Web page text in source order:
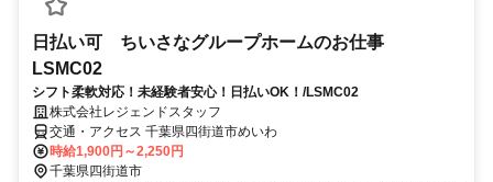
日払い可 ちいさなグループホームのお仕事
LSMC02
シフト柔軟対応！未経験者安心！日払いOK！/LSMC02
株式会社レジェンドスタッフ
交通・アクセス 千葉県四街道市めいわ
時給1,900円～2,250円
千葉県四街道市